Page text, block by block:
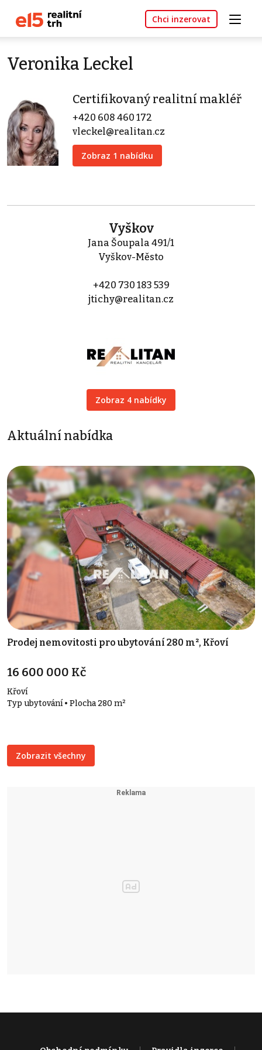
Chci inzerovat
Veronika Leckel
Certifikovaný realitní makléř
+420 608 460 172
vleckel@realitan.cz
Zobraz 1 nabídku
Vyškov
Jana Šoupala 491/1
Vyškov-Město
+420 730 183 539
jtichy@realitan.cz
Zobraz 4 nabídky
Aktuální nabídka
Prodej nemovitosti pro ubytování 280 m², Křoví
16 600 000 Kč
Křoví
Typ ubytování • Plocha 280 m²
Zobrazit všechny